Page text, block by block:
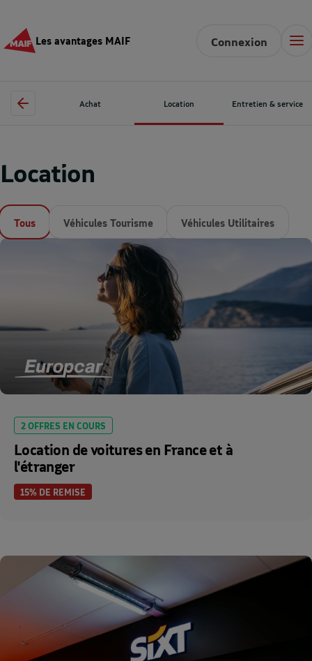
Les avantages MAIF Connexion
Location
Achat Location Entretien & service
Tous Véhicules Tourisme Véhicules Utilitaires
2 OFFRES EN COURS
Location de voitures en France et à
l'étranger
15% DE REMISE